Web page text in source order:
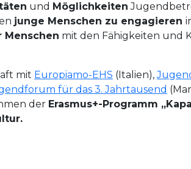
und Möglichkeiten
junge Menschen zu engagieren
mit den Fähigkeiten und
mit Europiamo-EHS (Italien),
für das 3. Jahrtausend
der Erasmus+-Programm